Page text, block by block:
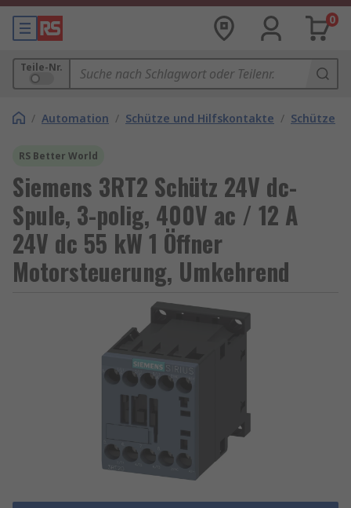
0
Teile-Nr.
/ Automation / Schütze und Hilfskontakte / Schütze
RS Better World
Siemens 3RT2 Schütz 24V dc-
Spule, 3-polig, 400V ac / 12 A
24V dc 55 kW 1 Öffner
Motorsteuerung, Umkehrend